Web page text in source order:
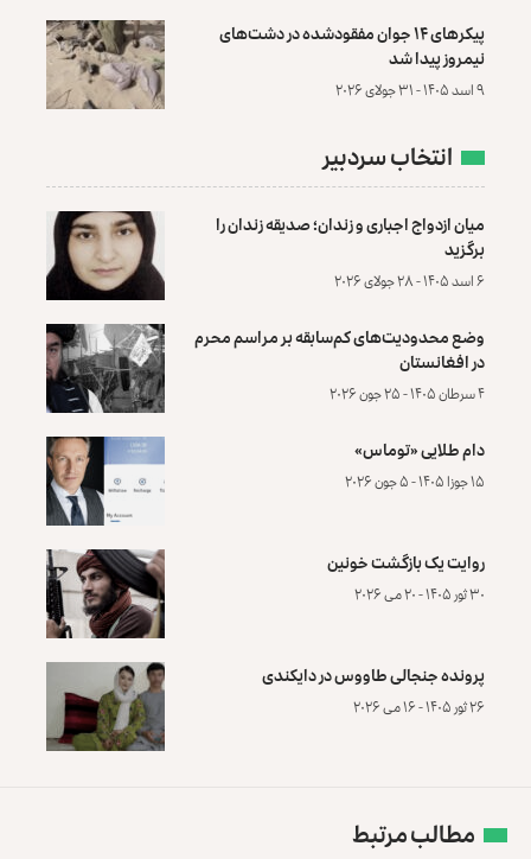
پیکرهای ۱۴ جوان مفقودشده در دشت‌های
نیمروز پیدا شد
۹ اسد ۱۴۰۵ - ۳۱ جولای ۲۰۲۶
انتخاب سردبیر
میان ازدواج اجباری و زندان؛ صدیقه زندان را
برگزید
۶ اسد ۱۴۰۵ - ۲۸ جولای ۲۰۲۶
وضع محدودیت‌های کم‌سابقه بر مراسم محرم
در افغانستان
۴ سرطان ۱۴۰۵ - ۲۵ جون ۲۰۲۶
دام طلایی «توماس»
۱۵ جوزا ۱۴۰۵ - ۵ جون ۲۰۲۶
روایت یک بازگشت خونین
۳۰ ثور ۱۴۰۵ - ۲۰ می ۲۰۲۶
پرونده‌ جنجالی طاووس در دایکندی
۲۶ ثور ۱۴۰۵ - ۱۶ می ۲۰۲۶
مطالب مرتبط